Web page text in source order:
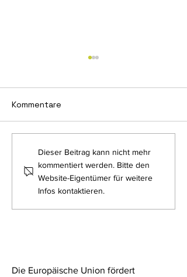
Einladung zur
Zukunftswerkstatt
Bildung im Landkreis
Roth – Gemeinsam
Zukunft gestalten
Kommentare
Dieser Beitrag kann nicht mehr
kommentiert werden. Bitte den
Website-Eigentümer für weitere
Infos kontaktieren.
Die Europäische Union fördert